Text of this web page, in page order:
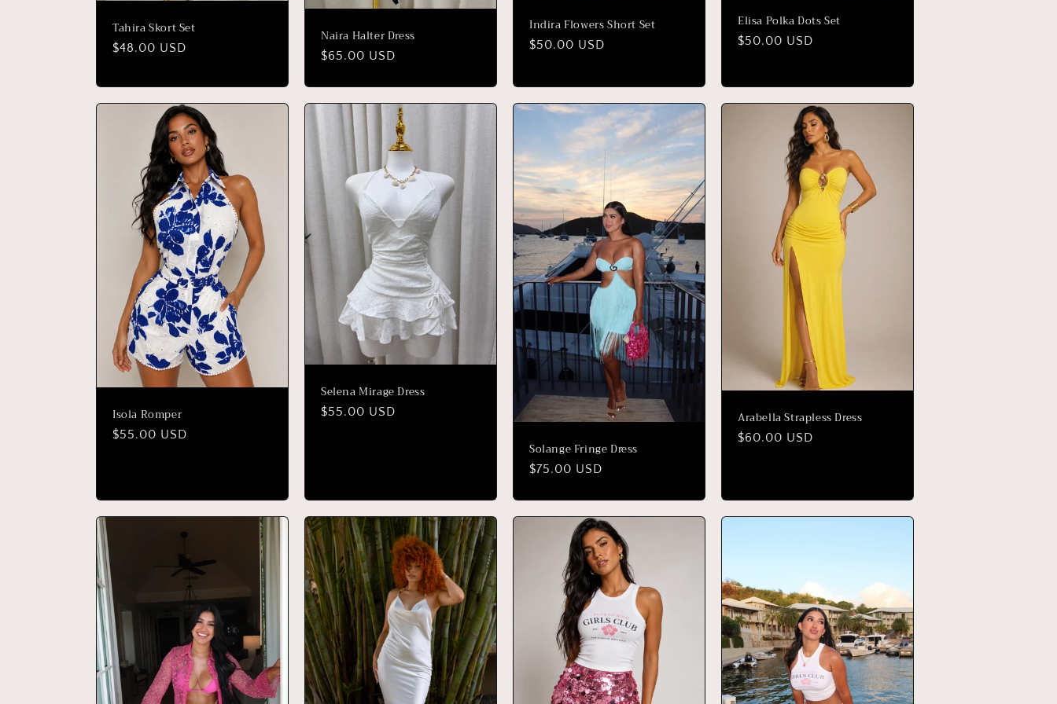
Tahira Skort Set
Precio
$48.00 USD
Naira Halter Dress
Precio
$65.00 USD
Indira Flowers Short Set
Precio
$50.00 USD
Elisa Polka Dots Set
Precio
$50.00 USD
Isola Romper
Precio
$55.00 USD
Selena Mirage Dress
Precio
$55.00 USD
Solange Fringe Dress
Precio
$75.00 USD
Arabella Strapless Dress
Precio
$60.00 USD